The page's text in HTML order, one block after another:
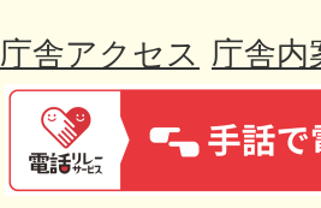
庁舎アクセス 庁舎内